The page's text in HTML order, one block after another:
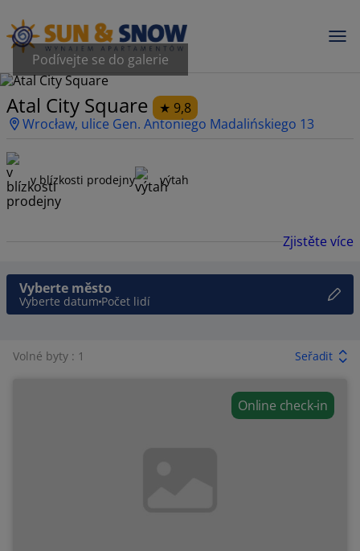
Podívejte se do galerie
Atal City Square
9,8
Wrocław, ulice Gen. Antoniego Madalińskiego 13
v blízkosti prodejny výtah
Zjistěte více
Vyberte město
Vyberte datum Počet lidí
Volné byty : 1 Seřadit
Online check-in